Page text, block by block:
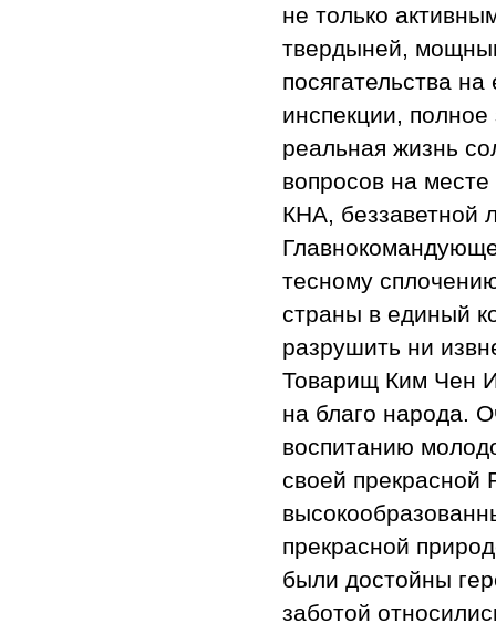
не только
твердыней,
посягательства
инспекции,
реальная жизнь
вопросов на
КНА, беззаветной
тесному
страны в единый
разрушить ни
Товарищ Ким Чен
на благо народа.
воспитанию
своей
прекрасной
были достойны
заботой